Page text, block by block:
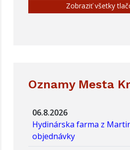
Zobraziť všetky
Oznamy Mesta
06.8.2026
Hydinárska farma z
objednávky